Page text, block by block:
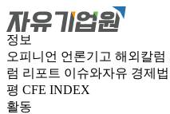
정보
오피니언 언론기고 해외칼럼
럼 리포트 이슈와자유 경제
평 CFE INDEX
활동